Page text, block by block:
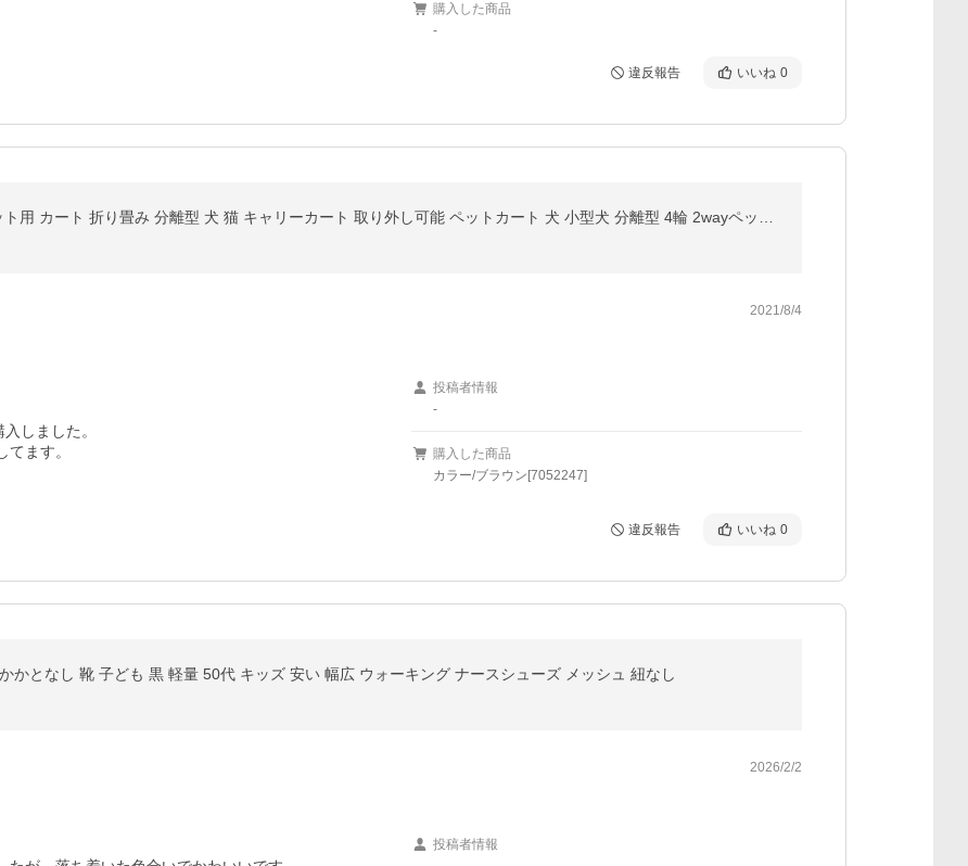
購入した商品
-
違反報告 いいね 0
2021/8/4
しました。
ます。
投稿者情報
-
購入した商品
カラー/ブラウン[7052247]
違反報告 いいね 0
かとなし 靴 子ども 黒 軽量 50代 キッズ 安い 幅広 ウォーキング ナースシューズ メッシュ 紐なし
2026/2/2
投稿者情報